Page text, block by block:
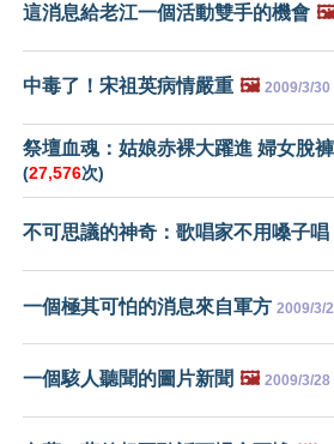
這消息給老江一個活動雙手的機會
中毒了！宋祖英病情嚴重 🖼️ 2009/3/30
祭壇血魂：姑娘赤裸大躍進 婦女脫
(27,576次)
不可思議的神奇：歌唱家不用嗓子唱
一個極其可怕的消息來自軍方 2009/3/
一個駭人聽聞的圖片新聞 🖼️ 2009/3/28